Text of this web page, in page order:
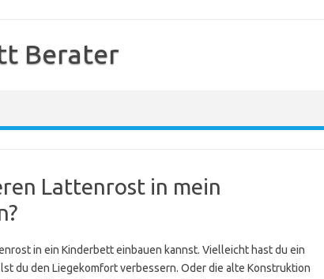
Berater
Lattenrost in mein
in ein Kinderbett einbauen kannst. Vielleicht hast du ein
du den Liegekomfort verbessern. Oder die alte Konstruktion